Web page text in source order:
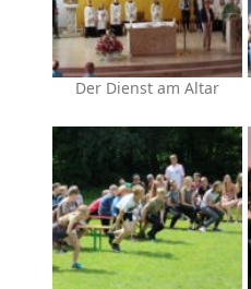
Der Dienst am Altar